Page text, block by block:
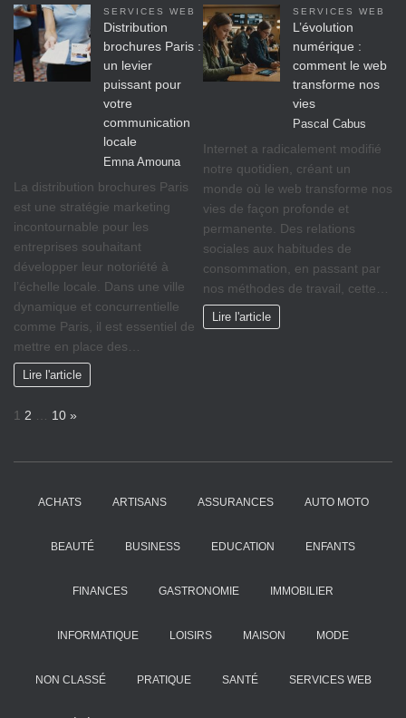
SERVICES WEB
Distribution
brochures Paris :
un levier
puissant pour
votre
communication
locale
Emna Amouna
La distribution brochures Paris
est une stratégie marketing
incontournable pour les
entreprises souhaitant
développer leur notoriété à
l’échelle locale. Dans une ville
dynamique et concurrentielle
comme Paris, il est essentiel de
mettre en place des…
Lire l'article
SERVICES WEB
L’évolution
numérique :
comment le web
transforme nos
vies
Pascal Cabus
Internet a radicalement modifié
notre quotidien, créant un
monde où le web transforme nos
vies de façon profonde et
permanente. Des relations
sociales aux habitudes de
consommation, en passant par
nos méthodes de travail, cette…
Lire l'article
P1 2 10 N
»
ACHATS ARTISANS ASSURANCES AUTO MOTO
BEAUTÉ BUSINESS EDUCATION ENFANTS
FINANCES GASTRONOMIE IMMOBILIER
INFORMATIQUE LOISIRS MAISON MODE
NON CLASSÉ PRATIQUE SANTÉ SERVICES WEB